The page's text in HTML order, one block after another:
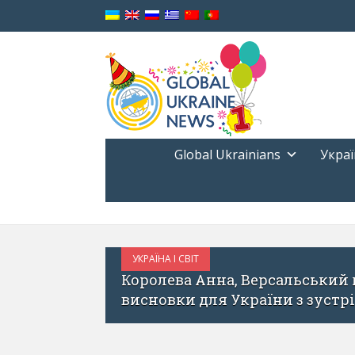
Global Ukrainians
УКРАЇНСЬКА НАРОДНА ДИПЛОМАТІЯ В ДІЇ
ТРАВЕНЬ 29, 2017
Нові можливості та цікаві